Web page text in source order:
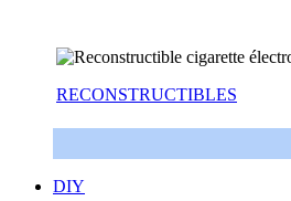
RECONSTRUCTIBLES
DIY